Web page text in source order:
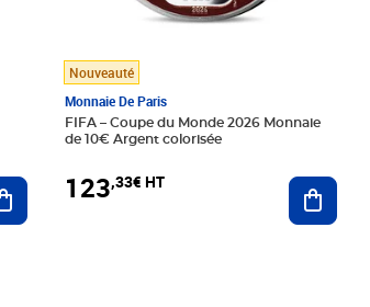
Ajouter au panier
Nouveauté
Monnaie De Paris
FIFA – Coupe du Monde 2026 Monnaie
de 10€ Argent colorisée
123,33€ HT